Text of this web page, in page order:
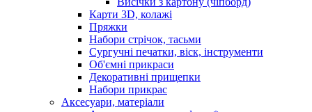
Карти 3D, колажі
Пряжки
Набори стрічок, тасьми
Сургучні печатки, віск, інструменти
Об'ємні прикраси
Декоративні прищепки
Набори прикрас
Аксесуари, матеріали